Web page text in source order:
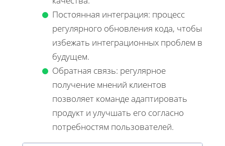
Постоянная интеграция: процесс
регулярного обновления кода, чтобы
избежать интеграционных проблем в
будущем.
Обратная связь: регулярное
получение мнений клиентов
позволяет команде адаптировать
продукт и улучшать его согласно
потребностям пользователей.